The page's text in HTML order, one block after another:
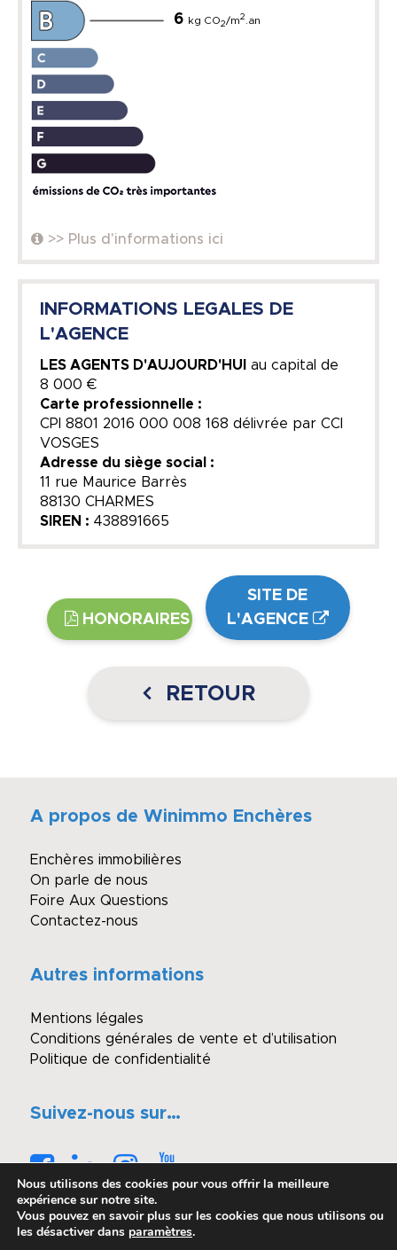
6 kg CO2/m2 .an
>> Plus d'informations ici
INFORMATIONS LEGALES DE
L'AGENCE
LES AGENTS D'AUJOURD'HUI
au capital de
8 000 €
Carte professionnelle :
CPI 8801 2016 000 008 168 délivrée par CCI
VOSGES
Adresse du siège social :
11 rue Maurice Barrès
88130 CHARMES
SIREN : 438891665
HONORAIRES
SITE DE
L'AGENCE
RETOUR
A propos de Winimmo Enchères
Enchères immobilières
On parle de nous
Foire Aux Questions
Contactez-nous
Autres informations
Mentions légales
Conditions générales de vente et d’utilisation
Politique de confidentialité
Suivez-nous sur…
Nous utilisons des cookies pour vous offrir la meilleure
expérience sur notre site.
Vous pouvez en savoir plus sur les cookies que nous utilisons ou
les désactiver dans paramètres.